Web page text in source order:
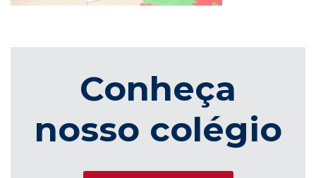
Conheça
nosso colégio